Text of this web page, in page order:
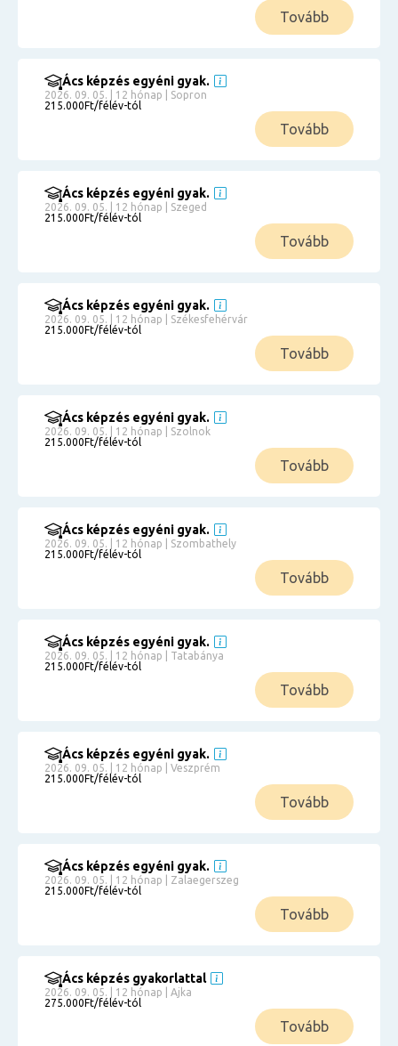
Tovább
Ács képzés egyéni gyak.
2026. 09. 05. | 12 hónap | Sopron
215.000Ft/félév-tól
Tovább
Ács képzés egyéni gyak.
2026. 09. 05. | 12 hónap | Szeged
215.000Ft/félév-tól
Tovább
Ács képzés egyéni gyak.
2026. 09. 05. | 12 hónap | Székesfehérvár
215.000Ft/félév-tól
Tovább
Ács képzés egyéni gyak.
2026. 09. 05. | 12 hónap | Szolnok
215.000Ft/félév-tól
Tovább
Ács képzés egyéni gyak.
2026. 09. 05. | 12 hónap | Szombathely
215.000Ft/félév-tól
Tovább
Ács képzés egyéni gyak.
2026. 09. 05. | 12 hónap | Tatabánya
215.000Ft/félév-tól
Tovább
Ács képzés egyéni gyak.
2026. 09. 05. | 12 hónap | Veszprém
215.000Ft/félév-tól
Tovább
Ács képzés egyéni gyak.
2026. 09. 05. | 12 hónap | Zalaegerszeg
215.000Ft/félév-tól
Tovább
Ács képzés gyakorlattal
2026. 09. 05. | 12 hónap | Ajka
275.000Ft/félév-tól
Tovább